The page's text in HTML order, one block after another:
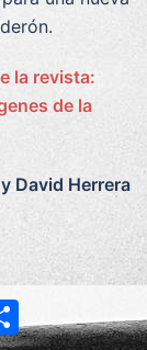
la revista:
de la
David Herrera